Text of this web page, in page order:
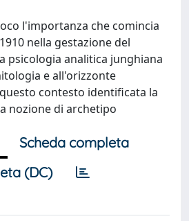
l'importanza che comincia
nella gestazione del
psicologia analitica junghiana
e all'orizzonte
contesto identificata la
nozione di archetipo
Scheda completa
(DC)